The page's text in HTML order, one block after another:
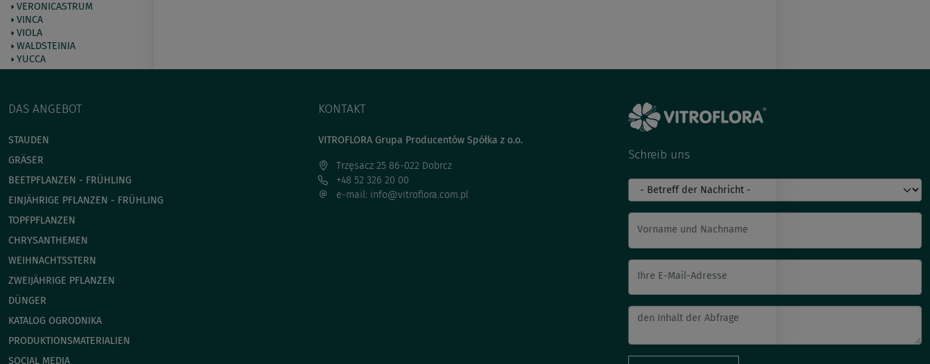
VERONICASTRUM
VINCA
VIOLA
WALDSTEINIA
YUCCA
DAS ANGEBOT
STAUDEN
GRÄSER
BEETPFLANZEN - FRÜHLING
EINJÄHRIGE PFLANZEN - FRÜHLING
TOPFPFLANZEN
CHRYSANTHEMEN
WEIHNACHTSSTERN
ZWEIJÄHRIGE PFLANZEN
DÜNGER
KATALOG OGRODNIKA
PRODUKTIONSMATERIALIEN
SOCIAL MEDIA
KONTAKT
VITROFLORA Grupa Producentów Spółka z o.o.
Trzęsacz 25 86-022 Dobrcz
+48 52 326 20 00
e-mail: info@vitroflora.com.pl
Schreib uns
Vorname und Nachname
Ihre E-Mail-Adresse